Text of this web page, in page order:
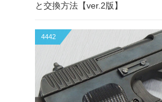
と交換方法【ver.2版】
4442